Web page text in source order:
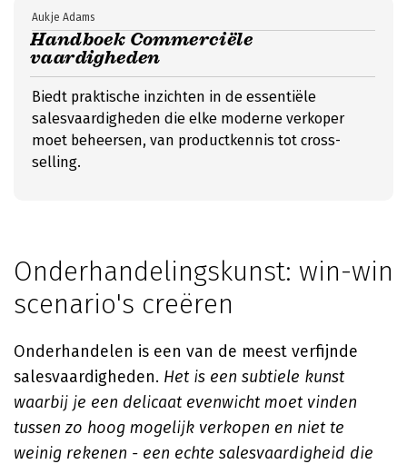
Handboek Commerciële
vaardigheden
Aukje Adams
Biedt praktische inzichten in de essentiële
salesvaardigheden die elke moderne verkoper
moet beheersen, van productkennis tot cross-
selling.
Onderhandelingskunst: win-win
scenario's creëren
Onderhandelen is een van de meest verfijnde
salesvaardigheden. Het is een subtiele kunst
waarbij je een delicaat evenwicht moet vinden
tussen zo hoog mogelijk verkopen en niet te
weinig rekenen - een echte salesvaardigheid die